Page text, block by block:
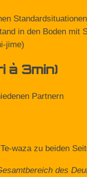
in den Boden
jime)
à 3min)
Partnern
waza zu beiden
des